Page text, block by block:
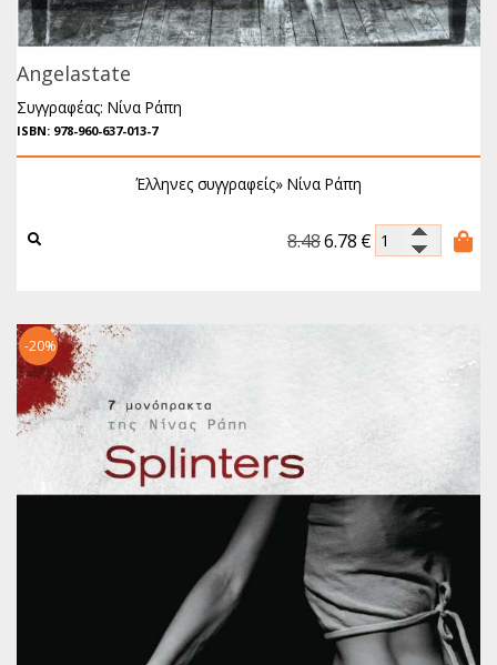
Angelastate
Συγγραφέας: Νίνα Ράπη
ISBN: 978-960-637-013-7
Έλληνες συγγραφείς» Νίνα Ράπη
8.486.78 €
-20%